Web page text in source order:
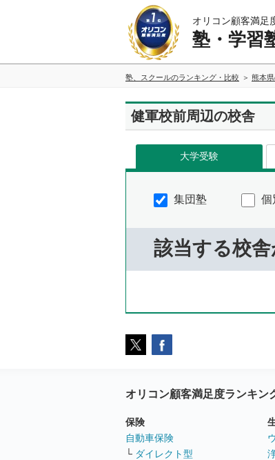
オリコン顧客満足
塾・学習
塾、スクールのランキング・比較 熊本
健軍校前周辺の校舎
大学受験
集団塾 個
該当する校舎
オリコン顧客満足度ランキン
保険
自動車保険
└ ダイレクト型